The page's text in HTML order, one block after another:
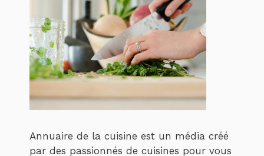
Annuaire de la cuisine est un média créé
par des passionnés de cuisines pour vous